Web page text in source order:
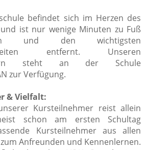
befindet sich im Herzen des
ist nur wenige Minuten zu Fuß
und den wichtigsten
entfernt. Unseren
steht an der Schule
zur Verfügung.
& Vielfalt:
Kursteilnehmer reist allein
schon am ersten Schultag
Kursteilnehmer aus allen
Anfreunden und Kennenlernen.